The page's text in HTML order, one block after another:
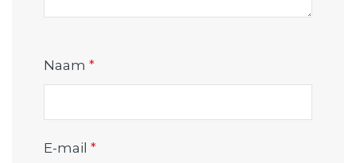
Naam *
E-mail *